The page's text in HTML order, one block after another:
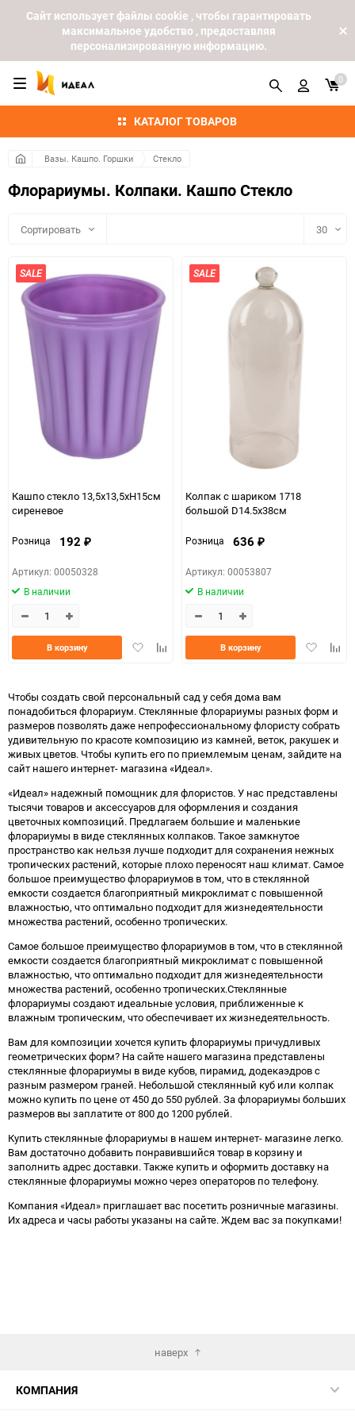
Cайт использует файлы cookie , чтобы гарантировать
максимальное удобство , предоставляя
персонализированную информацию.
КАТАЛОГ ТОВАРОВ
0
Вазы. Кашпо. Горшки Стекло
Флорариумы. Колпаки. Кашпо Стекло
Сортировать 30
SALE
Кашпо стекло 13,5х13,5хH15см
сиреневое
Розница 192 ₽
Артикул: 00050328
В наличии
ДобавитьДобавить
В корзину
SALE
Колпак с шариком 1718
большой D14.5x38см
Розница 636 ₽
Артикул: 00053807
В наличии
Добавить
В корзину
Чтобы создать свой персональный сад у себя дома вам
понадобиться флорариум. Стеклянные флорариумы разных форм и
размеров позволять даже непрофессиональному флористу собрать
удивительную по красоте композицию из камней, веток, ракушек и
живых цветов. Чтобы купить его по приемлемым ценам, зайдите на
сайт нашего интернет- магазина «Идеал».
«Идеал» надежный помощник для флористов. У нас представлены
тысячи товаров и аксессуаров для оформления и создания
цветочных композиций. Предлагаем большие и маленькие
флорариумы в виде стеклянных колпаков. Такое замкнутое
пространство как нельзя лучше подходит для сохранения нежных
тропических растений, которые плохо переносят наш климат. Самое
большое преимущество флорариумов в том, что в стеклянной
емкости создается благоприятный микроклимат с повышенной
влажностью, что оптимально подходит для жизнедеятельности
множества растений, особенно тропических.
Самое большое преимущество флорариумов в том, что в стеклянной
емкости создается благоприятный микроклимат с повышенной
влажностью, что оптимально подходит для жизнедеятельности
множества растений, особенно тропических.Стеклянные
флорариумы создают идеальные условия, приближенные к
влажным тропическим, что обеспечивает их жизнедеятельность.
Вам для композиции хочется купить флорариумы причудливых
геометрических форм? На сайте нашего магазина представлены
стеклянные флорариумы в виде кубов, пирамид, додекаэдров с
разным размером граней. Небольшой стеклянный куб или колпак
можно купить по цене от 450 до 550 рублей. За флорариумы больших
размеров вы заплатите от 800 до 1200 рублей.
Купить стеклянные флорариумы в нашем интернет- магазине легко.
Вам достаточно добавить понравившийся товар в корзину и
заполнить адрес доставки. Также купить и оформить доставку на
стеклянные флорариумы можно через операторов по телефону.
Компания «Идеал» приглашает вас посетить розничные магазины.
Их адреса и часы работы указаны на сайте. Ждем вас за покупками!
наверх
КОМПАНИЯ